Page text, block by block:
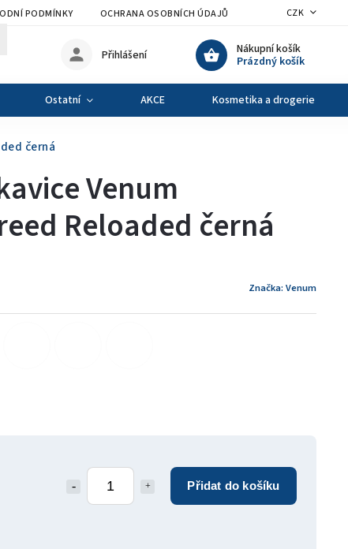
PODMÍNKY OCHRANA OSOBNÍCH ÚDAJŮ VÝMĚNA A VRÁCENÍ
CZK
Nákupní košík
Prázdný košík
Přihlášení
Ostatní AKCE Kosmetika a drogerie
černá
Přidat do košíku
Venum
Reloaded černá
Značka: Venum